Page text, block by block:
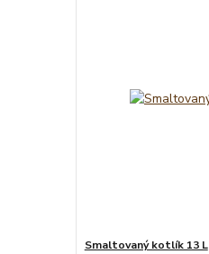
Smaltovaný kotlík 13 L